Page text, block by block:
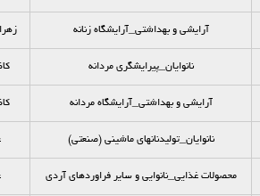
آرایشی و بهداشتی_آرایشگاه زنانه
نانوایان_پيرايشگري مردانه
آرایشی و بهداشتی_آرایشگاه مردانه
نانوایان_توليدنانهاي ماشيني (صنعتي)
محصولات غذایی_نانوایی و سایر فراوردهای آردی